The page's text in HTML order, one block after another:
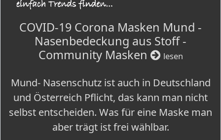
COVID-19 Corona Masken Mund -
Nasenbedeckung aus Stoff -
Community Masken
lesen
Mund- Nasenschutz ist auch in Deutschland
und Österreich Pflicht, das kann man nicht
selbst entscheiden. Was für eine Maske man
aber trägt ist frei wählbar.